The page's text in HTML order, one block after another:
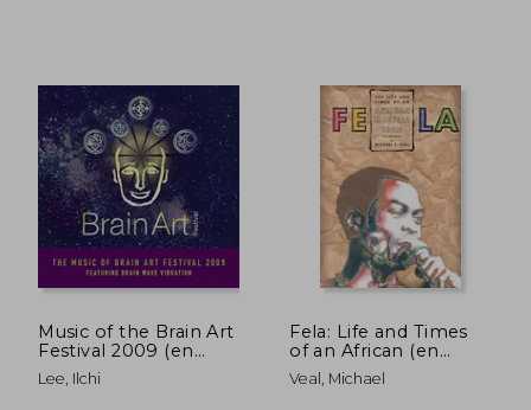
40%
dcto.
$ 44.61
$ 26.77
40%
dcto.
Music of the Brain Art
Festival 2009 (en
Inglés)
Lee, Ilchi
Fela: Life and Times
of an African (en
Inglés)
Veal, Michael